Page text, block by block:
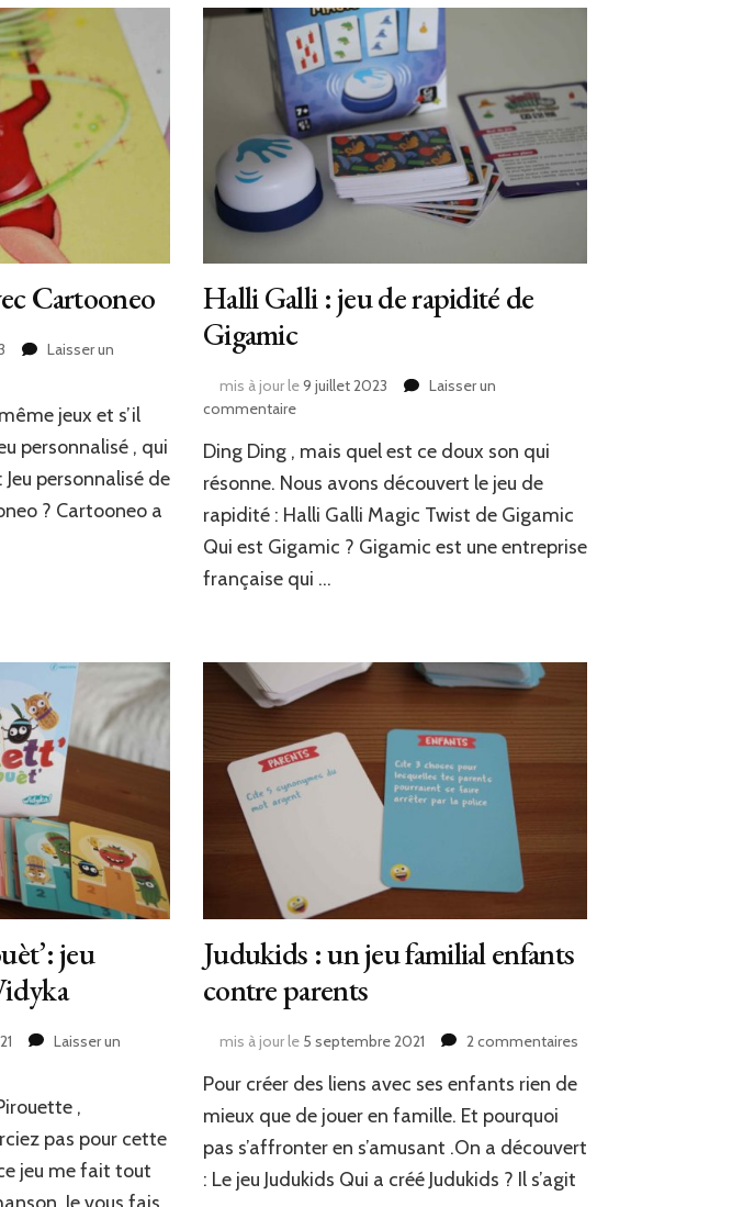
Cartooneo
Laisser un
jeux et s’il
personnalisé , qui
personnalisé de
? Cartooneo a
Halli Galli : jeu de rapidité de
Gigamic
mis à jour le9 juillet 2023
Laisser un
commentairesur
Galli
:
de
rapidité
de
Gigamic
Ding Ding , mais quel est ce doux son qui
résonne. Nous avons découvert le jeu de
rapidité : Halli Galli Magic Twist de Gigamic
Qui est Gigamic ? Gigamic est une entreprise
française qui …
jeu
Laisser un
,
pas pour cette
jeu me fait tout
Judukids : un jeu familial enfants
contre parents
mis à jour le 5 septembre 2021 2 commentairessur
:
familial
Pour créer des liens avec ses enfants rien de
mieux que de jouer en famille. Et pourquoi
pas s’affronter en s’amusant .On a découvert
: Le jeu Judukids Qui a créé Judukids ? Il s’agit